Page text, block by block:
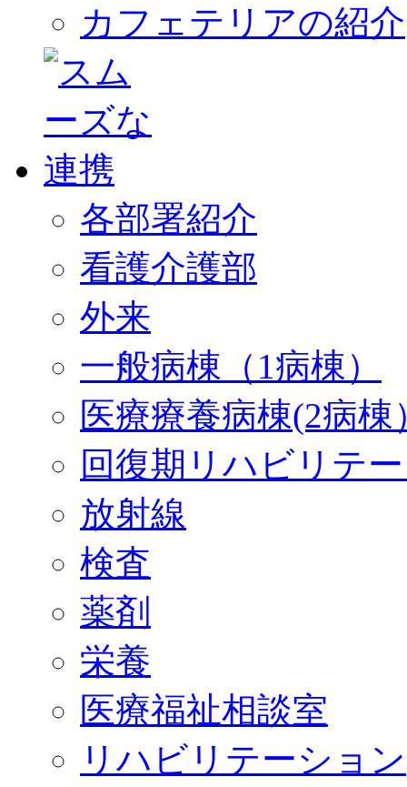
カフェテリアの紹介
各部署紹介
看護介護部
外来
一般病棟（1病棟）
医療療養病棟(2病棟
回復期リハビリテ
放射線
検査
薬剤
栄養
医療福祉相談室
リハビリテーション